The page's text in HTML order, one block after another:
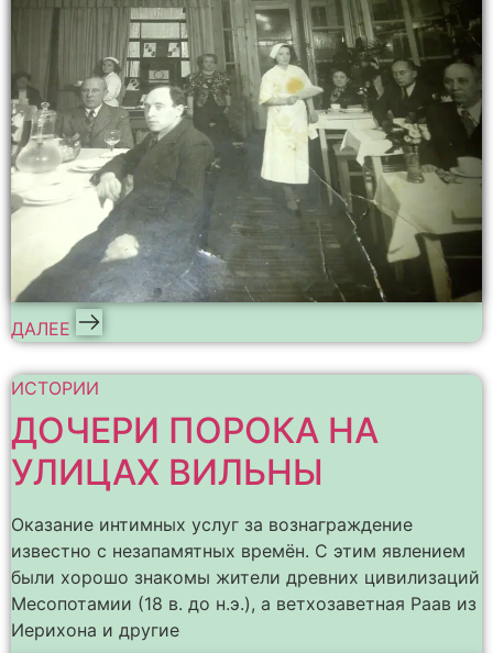
ДАЛЕЕ
ИСТОРИИ
ДОЧЕРИ ПОРОКА НА
УЛИЦАХ ВИЛЬНЫ
Оказание интимных услуг за вознаграждение
известно с незапамятных времён. С этим явлением
были хорошо знакомы жители древних цивилизаций
Месопотамии (18 в. до н.э.), а ветхозаветная Раав из
Иерихона и другие